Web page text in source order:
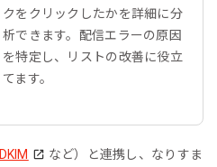
クをクリックしたかを詳細に分
析できます。配信エラーの原因
を特定し、リストの改善に役立
てます。
DKIM
など）と連携し、なりすま